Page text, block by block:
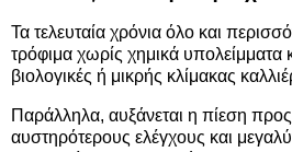
Τα τελευταία χρόνια όλο και
τρόφιμα χωρίς χημικά υπολείμματα
βιολογικές ή μικρής κλίμακας
Παράλληλα, αυξάνεται η πίεση προς
αυστηρότερους ελέγχους και